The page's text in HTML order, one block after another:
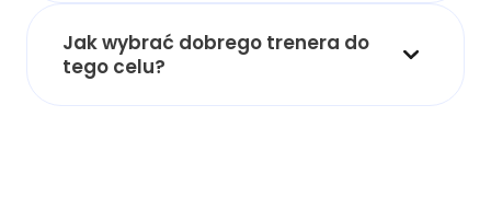
Jak wybrać dobrego trenera do
tego celu?